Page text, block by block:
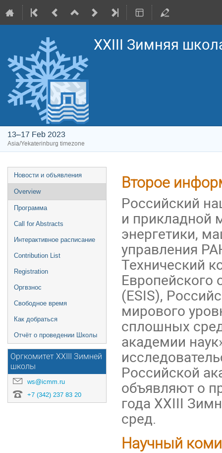
XXIII Зимняя
13–17 Feb 2023
Asia/Yekaterinburg timezone
Event
menu
Новости и объявления
Overview
Программа
Call for Abstracts
Интерактивное расписание
Contribution List
Registration
Оргвзнос
Свободное время
Как добраться
Отчёт о проведении Школы
Оргкомитет XXIII Зимней
школы
ws@icmm.ru
+7 (342) 237 83 20
Второе
Российский
и прикладной
энергетики,
управления
Технический
Европейского
(ESIS),
мирового
сплошных
академии
Российской
объявляют о
года XXIII
сред.
Научный